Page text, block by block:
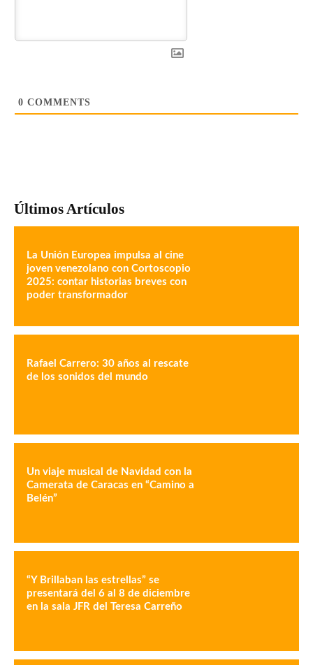
0 COMMENTS
Últimos Artículos
La Unión Europea impulsa al cine
joven venezolano con Cortoscopio
2025: contar historias breves con
poder transformador
Rafael Carrero: 30 años al rescate
de los sonidos del mundo
Un viaje musical de Navidad con la
Camerata de Caracas en “Camino a
Belén”
“Y Brillaban las estrellas” se
presentará del 6 al 8 de diciembre
en la sala JFR del Teresa Carreño